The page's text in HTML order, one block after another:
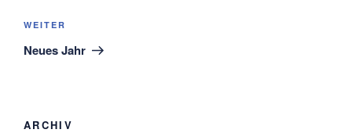
Nächster
Beitrag
WEITER
Neues Jahr
ARCHIV